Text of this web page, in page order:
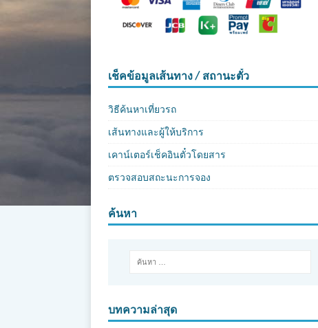
เช็คข้อมูลเส้นทาง / สถานะตั๋ว
วิธีค้นหาเที่ยวรถ
เส้นทางและผู้ให้บริการ
เคาน์เตอร์เช็คอินตั๋วโดยสาร
ตรวจสอบสถะนะการจอง
ค้นหา
บทความล่าสุด